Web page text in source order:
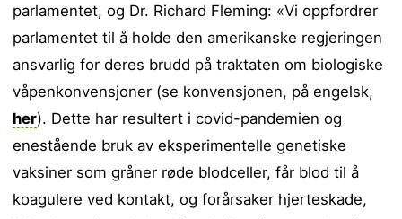
parlamentet, og Dr. Richard Fleming: «Vi oppfordrer
parlamentet til å holde den amerikanske regjeringen
ansvarlig for deres brudd på traktaten om biologiske
våpenkonvensjoner (se konvensjonen, på engelsk,
her). Dette har resultert i covid-pandemien og
enestående bruk av eksperimentelle genetiske
vaksiner som gråner røde blodceller, får blod til å
koagulere ved kontakt, og forårsaker hjerteskade,